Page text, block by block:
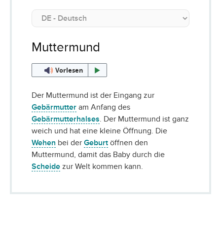
Muttermund
Vorlesen
Der Muttermund ist der Eingang zur
Gebärmutter am Anfang des
Gebärmutterhalses. Der Muttermund ist ganz
weich und hat eine kleine Öffnung. Die
Wehen bei der Geburt öffnen den
Muttermund, damit das Baby durch die
Scheide zur Welt kommen kann.